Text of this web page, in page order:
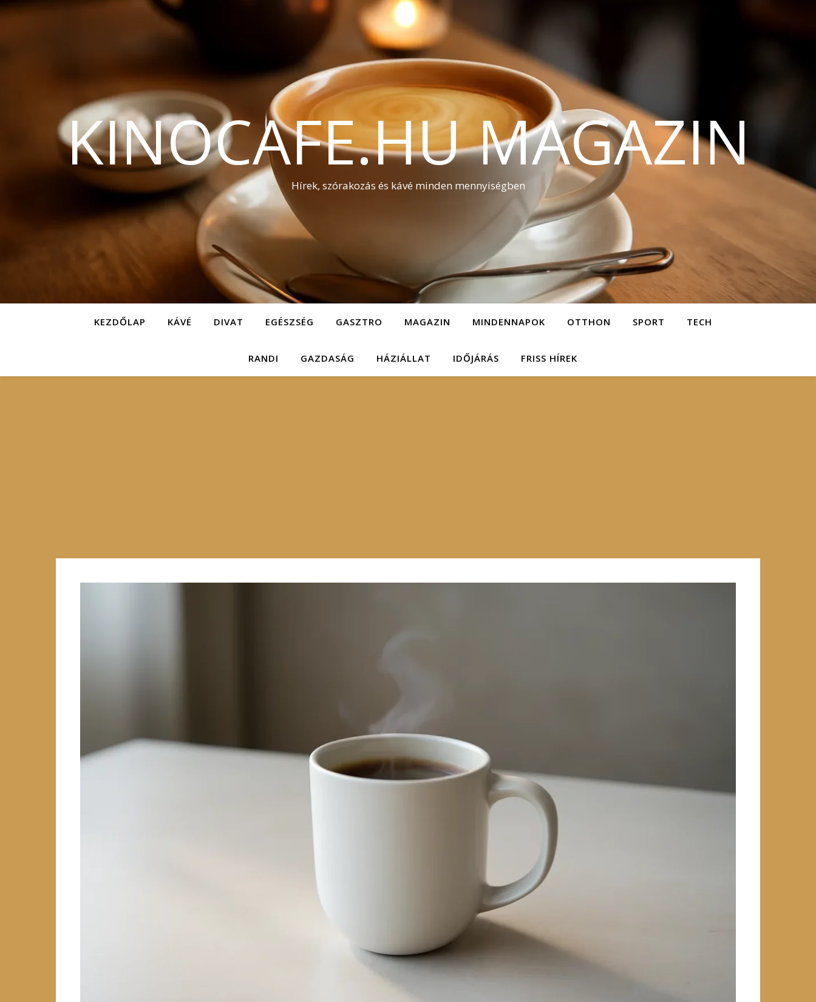
KINOCAFE.HU MAGAZIN
Hírek, szórakozás és kávé minden mennyiségben
KEZDŐLAP KÁVÉ DIVAT EGÉSZSÉG GASZTRO MAGAZIN MINDENNAPOK OTTHON SPORT TECH
RANDI GAZDASÁG HÁZIÁLLAT IDŐJÁRÁS FRISS HÍREK